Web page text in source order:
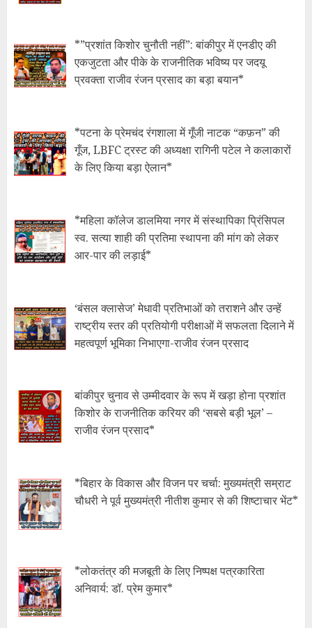
*​”प्रशांत किशोर चुनौती नहीं”: बांकीपुर में एनडीए की
एकजुटता और पीके के राजनीतिक भविष्य पर जदयू
प्रवक्ता राजीव रंजन प्रसाद का बड़ा बयान*
*​पटना के प्रेमचंद रंगशाला में गूँजी नाटक “कफ़न” की
गूँज, LBFC ट्रस्ट की अध्यक्षा रागिनी पटेल ने कलाकारों
के लिए किया बड़ा ऐलान*
*महिला कॉलेज डालमिया नगर में संस्थापिका प्रिंसिपल
स्व. सत्या शाही की प्रतिमा स्थापना की मांग को लेकर
आर-पार की लड़ाई*
‘बंसल क्लासेज’ मेधावी प्रतिभाओं को तराशने और उन्हें
राष्ट्रीय स्तर की प्रतियोगी परीक्षाओं में सफलता दिलाने में
महत्वपूर्ण भूमिका निभाएगा-राजीव रंजन प्रसाद
बांकीपुर चुनाव से उम्मीदवार के रूप में खड़ा होना प्रशांत
किशोर के राजनीतिक करियर की ‘सबसे बड़ी भूल’ –
राजीव रंजन प्रसाद*
*बिहार के विकास और विजन पर चर्चा: मुख्यमंत्री सम्राट
चौधरी ने पूर्व मुख्यमंत्री नीतीश कुमार से की शिष्टाचार भेंट*
*लोकतंत्र की मजबूती के लिए निष्पक्ष पत्रकारिता
अनिवार्य: डॉ. प्रेम कुमार*